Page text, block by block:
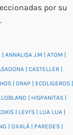
por su
| ANNALISA J.M | ATOM |
| CASTELLER|
| DRAP | ECOLIGEROS |
| HISPANITAS |
| LEVI'S | LUA LUA |
| OXALÁ | PAREDES |